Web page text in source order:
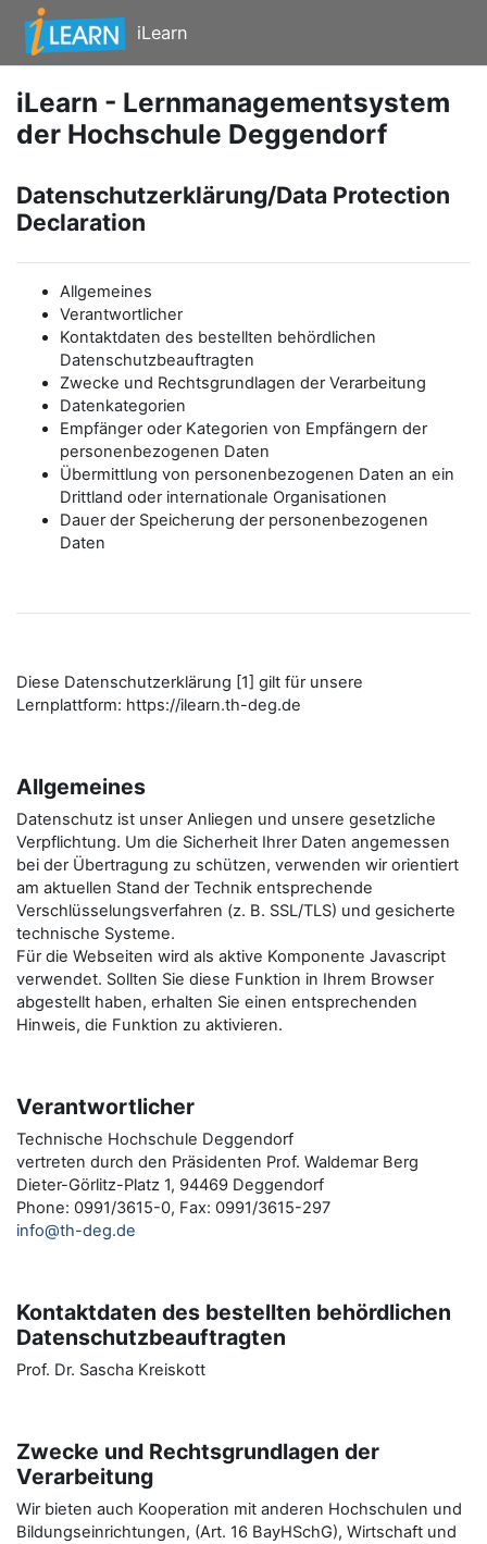
Zum Hauptinhalt
iLearn
iLearn - Lernmanagementsystem
der Hochschule Deggendorf
Datenschutzerklärung/Data Protection
Declaration
Allgemeines
Verantwortlicher
Kontaktdaten des bestellten behördlichen
Datenschutzbeauftragten
Zwecke und Rechtsgrundlagen der Verarbeitung
Datenkategorien
Empfänger oder Kategorien von Empfängern der
personenbezogenen Daten
Übermittlung von personenbezogenen Daten an ein
Drittland oder internationale Organisationen
Dauer der Speicherung der personenbezogenen
Daten
Diese Datenschutzerklärung [1] gilt für unsere
Lernplattform: https://ilearn.th-deg.de
Allgemeines
Datenschutz ist unser Anliegen und unsere gesetzliche
Verpflichtung. Um die Sicherheit Ihrer Daten angemessen
bei der Übertragung zu schützen, verwenden wir orientiert
am aktuellen Stand der Technik entsprechende
Verschlüsselungsverfahren (z. B. SSL/TLS) und gesicherte
technische Systeme.
Für die Webseiten wird als aktive Komponente Javascript
verwendet. Sollten Sie diese Funktion in Ihrem Browser
abgestellt haben, erhalten Sie einen entsprechenden
Hinweis, die Funktion zu aktivieren.
Verantwortlicher
Technische Hochschule Deggendorf
vertreten durch den Präsidenten Prof. Waldemar Berg
Dieter-Görlitz-Platz 1, 94469 Deggendorf
Phone: 0991/3615-0, Fax: 0991/3615-297
info@th-deg.de
Kontaktdaten des bestellten behördlichen
Datenschutzbeauftragten
Prof. Dr. Sascha Kreiskott
Zwecke und Rechtsgrundlagen der
Verarbeitung
Wir bieten auch Kooperation mit anderen Hochschulen und
Bildungseinrichtungen, (Art. 16 BayHSchG), Wirtschaft und